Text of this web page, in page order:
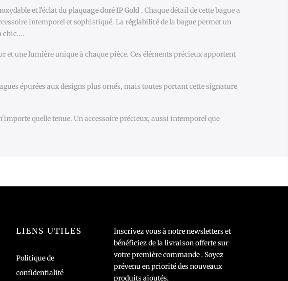
et l'éclat du plaquage doré IP Gold . Chaque détail de cette bague a
intemporel et sophistiqué. La réglabilitéde la bague permet un
chic....
et une lumière unique à chaque pièce. Ces éléments précieux apportent
épurées aux designs plus ornés, mais toutes portant cette signature
quelle tenue. Un accessoire précieux, aussi intemporel que
LIENS UTILES
Politique de
confidentialité
Inscrivez vous à notre newsletters et
bénéficiez de la livraison offerte sur
votre première commande . Soyez
prévenu en priorité des nouveaux
produits ajoutés.